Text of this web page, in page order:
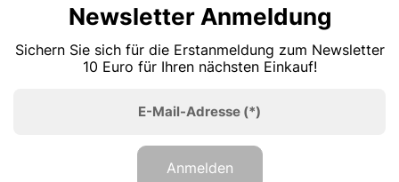
Newsletter Anmeldung
Sichern Sie sich für die Erstanmeldung zum Newsletter
10 Euro für Ihren nächsten Einkauf!
E-Mail-Adresse (*)
Anmelden